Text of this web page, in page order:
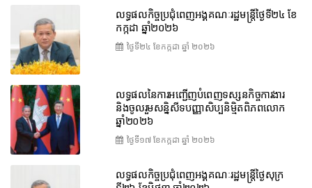
លទ្ធផលកិច្ចប្រជុំពេញអង្គគណៈរដ្ឋមន្រ្តីថ្ងៃទី២៤ ខែ
កក្កដា ឆ្នាំ២០២៦
ថ្ងៃទី២៤ ខែ​កក្កដា ឆ្នាំ ២០២៦
លទ្ធផលនៃការអញ្ជើញបំពេញទស្សនកិច្ចការងារ
និងចូលរួមសន្និសីទបញ្ញាសិប្បនិម្មិតពិភពលោក
ឆ្នាំ២០២៦
ថ្ងៃទី១៧ ខែ​កក្កដា ឆ្នាំ ២០២៦
លទ្ធផលកិច្ចប្រជុំពេញអង្គគណៈរដ្ឋមន្រ្តីថ្ងៃសុក្រ